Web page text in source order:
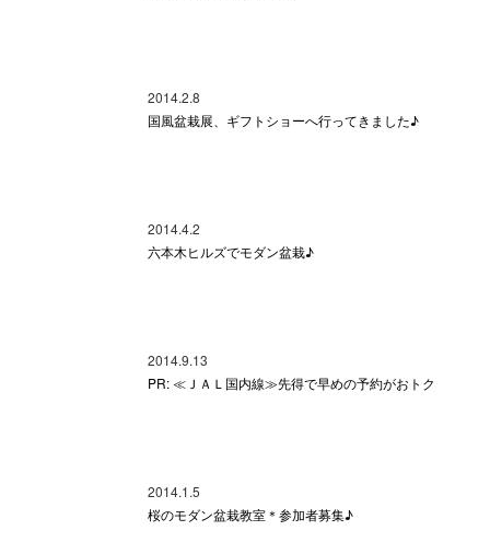
2014.2.8
国風盆栽展、ギフトショーへ行ってきました♪
2014.4.2
六本木ヒルズでモダン盆栽♪
2014.9.13
PR: ≪ＪＡＬ国内線≫先得で早めの予約がおトク
2014.1.5
桜のモダン盆栽教室＊参加者募集♪